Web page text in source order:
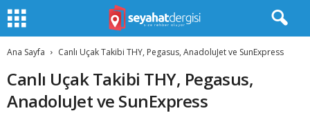
Ana Sayfa Canlı Uçak Takibi THY, Pegasus, AnadoluJet ve SunExpress
Canlı Uçak Takibi THY, Pegasus,
AnadoluJet ve SunExpress